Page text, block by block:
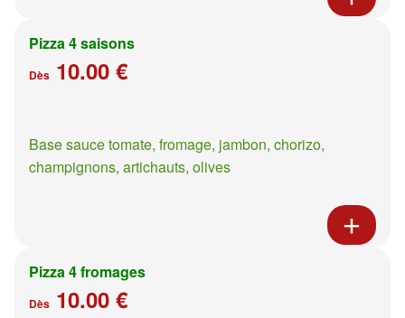
Pizza 4 saisons
Dès 10.00 €
Base sauce tomate, fromage, jambon, chorizo,
champignons, artichauts, olives
Pizza 4 fromages
Dès 10.00 €